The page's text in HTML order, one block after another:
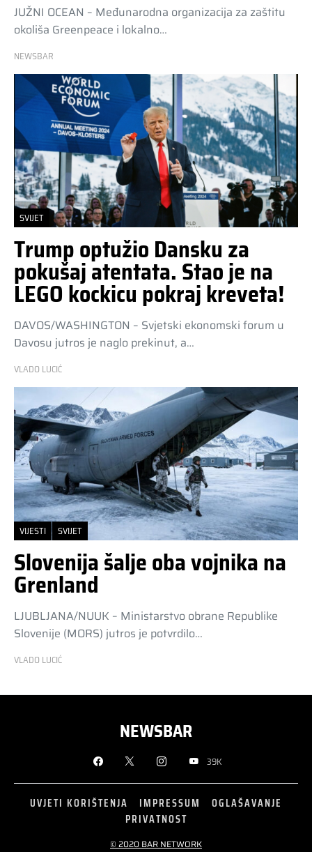
JUŽNI OCEAN – Međunarodna organizacija za zaštitu
okoliša Greenpeace i lokalno…
NEWSBAR
SVIJET
Trump optužio Dansku za
pokušaj atentata. Stao je na
LEGO kockicu pokraj kreveta!
DAVOS/WASHINGTON – Svjetski ekonomski forum u
Davosu jutros je naglo prekinut, a…
VLADO LUCIĆ
VIJESTI SVIJET
Slovenija šalje oba vojnika na
Grenland
LJUBLJANA/NUUK – Ministarstvo obrane Republike
Slovenije (MORS) jutros je potvrdilo…
VLADO LUCIĆ
NEWSBAR
39K
UVJETI KORIŠTENJA IMPRESSUM
OGLAŠAVANJE
PRIVATNOST
© 2020 BAR NETWORK